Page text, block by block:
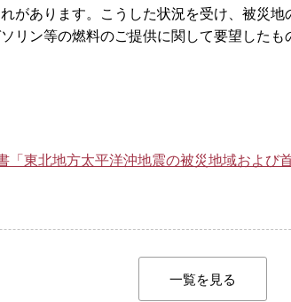
があります。こうした状況を受け、被災
リン等の燃料のご提供に関して要望したも
「東北地方太平洋沖地震の被災地域および
一覧を見る